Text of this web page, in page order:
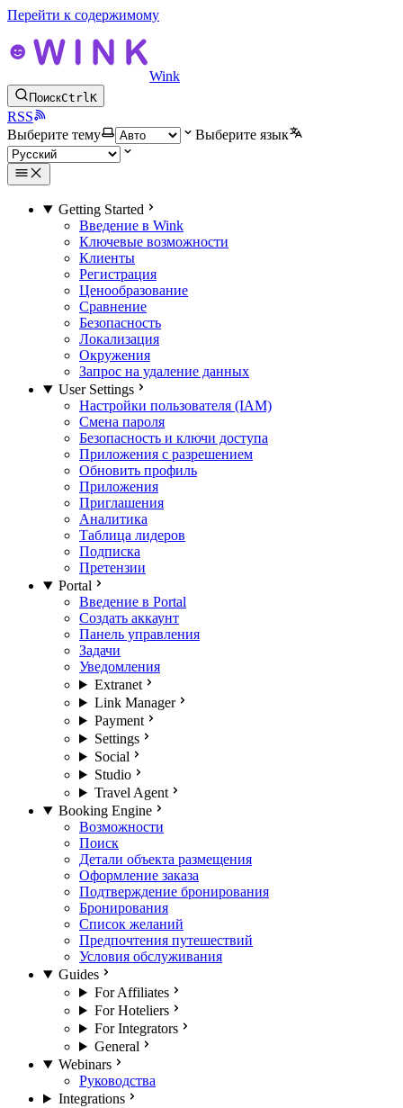
Перейти к содержимому
Wink
ПоискCtrlK
RSS
Выберите тему
Выберите язык
Getting Started
Введение в Wink
Ключевые возможности
Клиенты
Регистрация
Ценообразование
Сравнение
Безопасность
Локализация
Окружения
Запрос на удаление данных
User Settings
Настройки пользователя (IAM)
Смена пароля
Безопасность и ключи доступа
Приложения с разрешением
Обновить профиль
Приложения
Приглашения
Аналитика
Таблица лидеров
Подписка
Претензии
Portal
Введение в Portal
Создать аккаунт
Панель управления
Задачи
Уведомления
Extranet
Link Manager
Payment
Settings
Social
Studio
Travel Agent
Booking Engine
Возможности
Поиск
Детали объекта размещения
Оформление заказа
Подтверждение бронирования
Бронирования
Список желаний
Предпочтения путешествий
Условия обслуживания
Guides
For Affiliates
For Hoteliers
For Integrators
General
Webinars
Руководства
Integrations